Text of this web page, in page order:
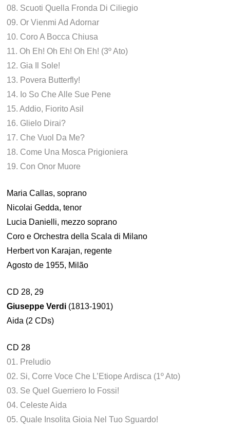
08. Scuoti Quella Fronda Di Ciliegio
09. Or Vienmi Ad Adornar
10. Coro A Bocca Chiusa
11. Oh Eh! Oh Eh! Oh Eh! (3º Ato)
12. Gia Il Sole!
13. Povera Butterfly!
14. Io So Che Alle Sue Pene
15. Addio, Fiorito Asil
16. Glielo Dirai?
17. Che Vuol Da Me?
18. Come Una Mosca Prigioniera
19. Con Onor Muore
Maria Callas, soprano
Nicolai Gedda, tenor
Lucia Danielli, mezzo soprano
Coro e Orchestra della Scala di Milano
Herbert von Karajan, regente
Agosto de 1955, Milão
CD 28, 29
Giuseppe Verdi (1813-1901)
Aida (2 CDs)
CD 28
01. Preludio
02. Si, Corre Voce Che L’Etiope Ardisca (1º Ato)
03. Se Quel Guerriero Io Fossi!
04. Celeste Aida
05. Quale Insolita Gioia Nel Tuo Sguardo!